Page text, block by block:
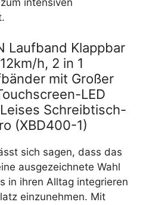
Laufband Klappbar
h, 2 in 1
mit Großer
LED
Schreibtisch-
(XBD400-1)
sich sagen, dass das
ausgezeichnete Wahl
in ihren Alltag integrieren
einzunehmen. Mit